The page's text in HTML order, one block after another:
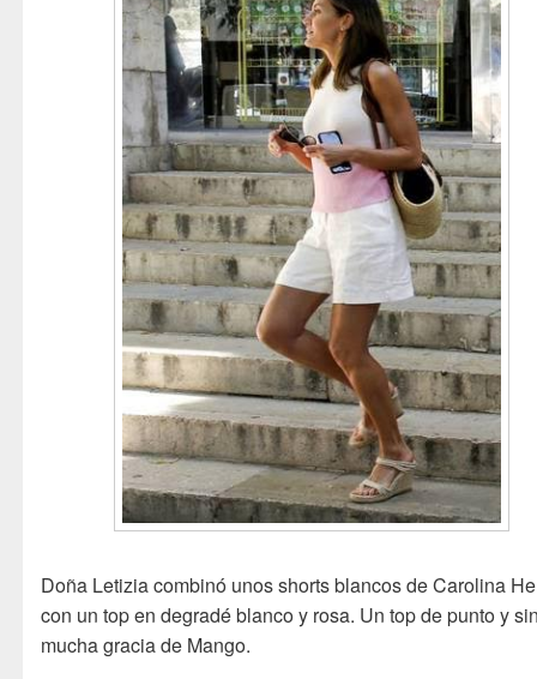
Doña Letizia combinó unos shorts blancos de Carolina
con un top en degradé blanco y rosa. Un top de punto y
mucha gracia de Mango.